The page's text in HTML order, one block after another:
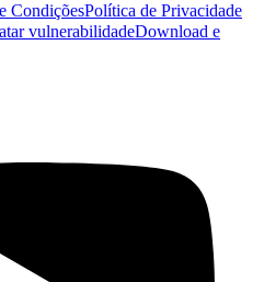
CondiçõesPolítica de Privacidade
vulnerabilidadeDownload e